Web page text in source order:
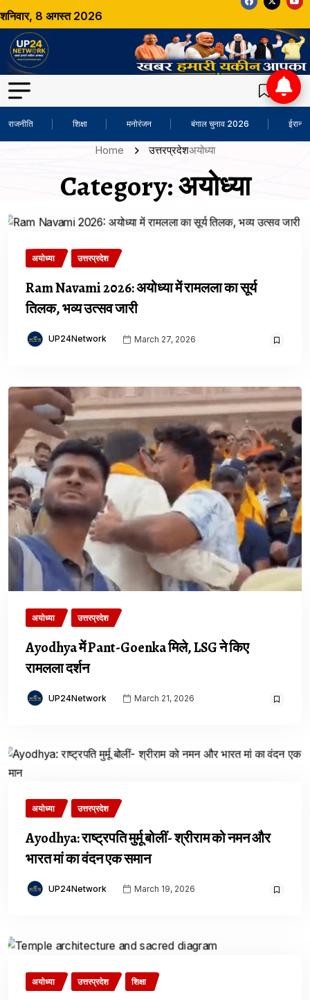
शनिवार, 8 अगस्त 2026
राजनीति शिक्षा मनोरंजन बंगाल चुनाव 2026 ईरान-
Home उत्तरप्रदेशअयोध्या
Category:अयोध्या
अयोध्या उत्तरप्रदेश
Ram Navami 2026: अयोध्या में रामलला का सूर्य
तिलक, भव्य उत्सव जारी
UP24Network March 27, 2026
अयोध्या उत्तरप्रदेश
Ayodhya में Pant-Goenka मिले, LSG ने किए
रामलला दर्शन
UP24Network March 21, 2026
अयोध्या उत्तरप्रदेश
Ayodhya: राष्ट्रपति मुर्मू बोलीं- श्रीराम को नमन और
भारत मां का वंदन एक समान
UP24Network March 19, 2026
अयोध्या उत्तरप्रदेश शिक्षा